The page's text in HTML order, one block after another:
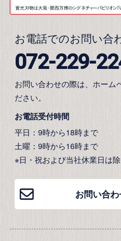
お電話でのお問い合
072-229-
お問い合わせの際は、ホーム
ださい。
お電話受付時間
平日：9時から18時まで
土曜：9時から16時まで
※日・祝および当社休業日は除
お問い合